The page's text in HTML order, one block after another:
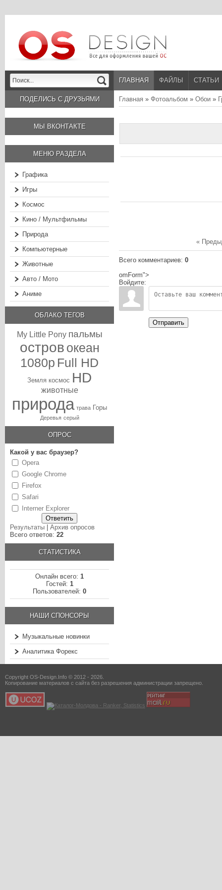
ГЛАВНАЯ ФАЙЛЫ СТАТЬИ
ПОДЕЛИСЬ С ДРУЗЬЯМИ
МЫ ВКОНТАКТЕ
МЕНЮ РАЗДЕЛА
Графика
Игры
Космос
Кино / Мультфильмы
Природа
Компьютерные
Животные
Авто / Мото
Аниме
ОБЛАКО ТЕГОВ
My Little Pony пальмы
остров океан
1080p Full HD
Земля космос HD
животные
природа трава Горы
Деревья серый
ОПРОС
Какой у вас браузер?
Opera
Google Chrome
Firefox
Safari
Interner Explorer
Результаты
Архив опросов
Всего ответов: 22
СТАТИСТИКА
Онлайн всего: 1
Гостей: 1
Пользователей: 0
НАШИ СПОНСОРЫ
Музыкальные новинки
Аналитика Форекс
Главная » Фотоальбом » Обои »
«
Всего комментариев: 0
omForm">
Войдите:
Отправить
Copyright OS-Design.Info © 2012 - 2026.
Копирование материалов с сайта без разрешения администрации запрещено.